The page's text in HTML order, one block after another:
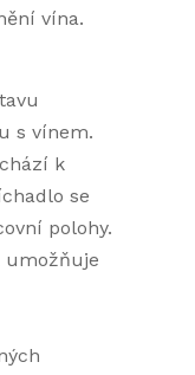
vína.
s vínem.
k
se
polohy.
umožňuje